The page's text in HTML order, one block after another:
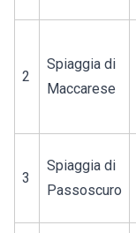
2
Spiaggia di
Maccarese
3
Spiaggia di
Passoscuro